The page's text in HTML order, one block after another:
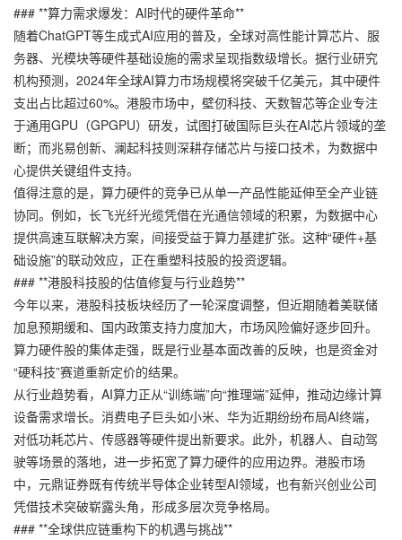
### **算力需求爆发：AI时代的硬件革命**
随着ChatGPT等生成式AI应用的普及，全球对高性能计算芯片、服
务器、光模块等硬件基础设施的需求呈现指数级增长。据行业研究
机构预测，2024年全球AI算力市场规模将突破千亿美元，其中硬件
支出占比超过60%。港股市场中，壁仞科技、天数智芯等企业专注
于通用GPU（GPGPU）研发，试图打破国际巨头在AI芯片领域的垄
断；而兆易创新、澜起科技则深耕存储芯片与接口技术，为数据中
心提供关键组件支持。
值得注意的是，算力硬件的竞争已从单一产品性能延伸至全产业链
协同。例如，长飞光纤光缆凭借在光通信领域的积累，为数据中心
提供高速互联解决方案，间接受益于算力基建扩张。这种“硬件+基
础设施”的联动效应，正在重塑科技股的投资逻辑。
### **港股科技股的估值修复与行业趋势**
今年以来，港股科技板块经历了一轮深度调整，但近期随着美联储
加息预期缓和、国内政策支持力度加大，市场风险偏好逐步回升。
算力硬件股的集体走强，既是行业基本面改善的反映，也是资金对
“硬科技”赛道重新定价的结果。
从行业趋势看，AI算力正从“训练端”向“推理端”延伸，推动边缘计算
设备需求增长。消费电子巨头如小米、华为近期纷纷布局AI终端，
对低功耗芯片、传感器等硬件提出新要求。此外，机器人、自动驾
驶等场景的落地，进一步拓宽了算力硬件的应用边界。港股市场
中， 元鼎证券既有传统半导体企业转型AI领域，也有新兴创业公司
凭借技术突破崭露头角，形成多层次竞争格局。
### **全球供应链重构下的机遇与挑战**